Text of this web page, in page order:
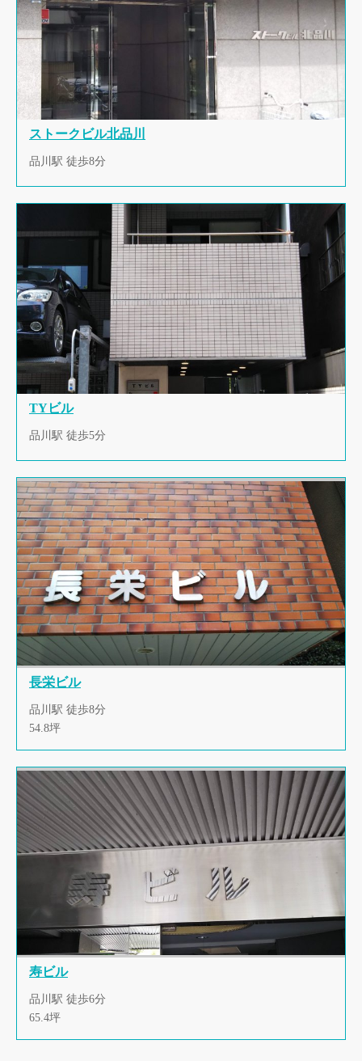
ストークビル北品川
品川駅 徒歩8分
TYビル
品川駅 徒歩5分
長栄ビル
品川駅 徒歩8分
54.8坪
寿ビル
品川駅 徒歩6分
65.4坪